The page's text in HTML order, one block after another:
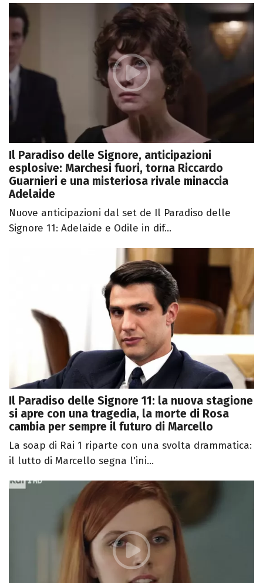
Il Paradiso delle Signore, anticipazioni
esplosive: Marchesi fuori, torna Riccardo
Guarnieri e una misteriosa rivale minaccia
Adelaide
Nuove anticipazioni dal set de Il Paradiso delle
Signore 11: Adelaide e Odile in dif...
Il Paradiso delle Signore 11: la nuova stagione
si apre con una tragedia, la morte di Rosa
cambia per sempre il futuro di Marcello
La soap di Rai 1 riparte con una svolta drammatica:
il lutto di Marcello segna l'ini...